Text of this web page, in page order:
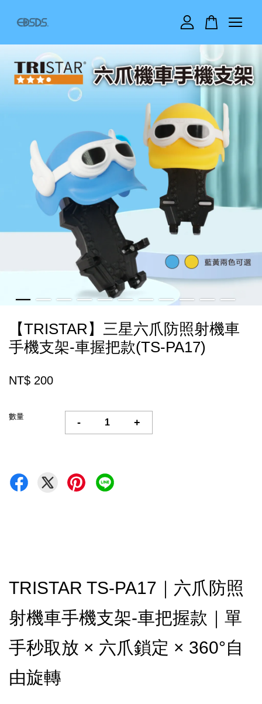
【TRISTAR】三星六爪防照射機車
手機支架-車握把款(TS-PA17)
NT$ 200
數量
- +
TRISTAR TS-PA17｜六爪防照
射機車手機支架-車把握款｜單
手秒取放 × 六爪鎖定 × 360°自
由旋轉
您的購物車目前還是空的。